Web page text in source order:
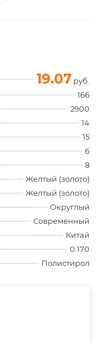
19.07 руб.
166
2900
14
15
6
8
Желтый (золото)
Желтый (золото)
Округлый
Современный
Китай
0.170
Полистирол